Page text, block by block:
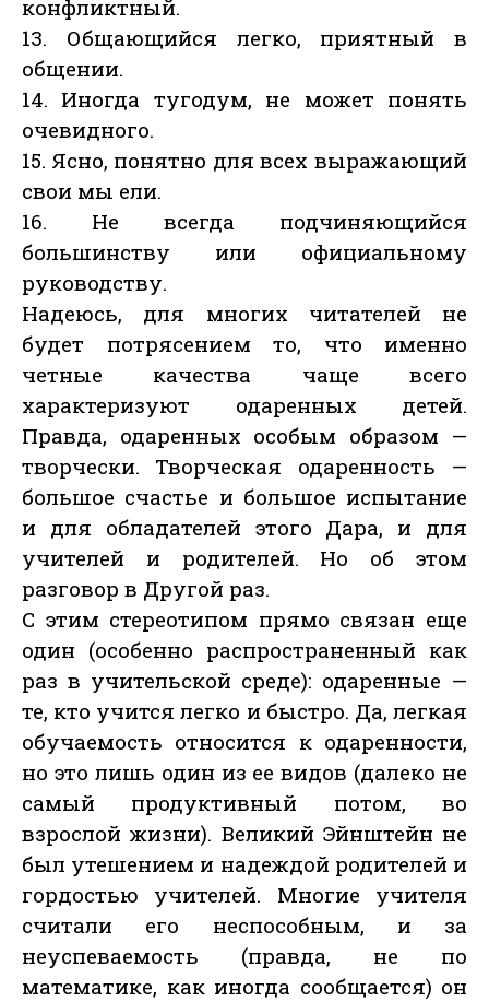
конфликтный.
13. Общающийся легко, приятный в
общении.
14. Иногда тугодум, не может понять
очевидного.
15. Ясно, понятно для всех выражающий
свои мы ели.
16. Не всегда подчиняющийся
большинству или официальному
руководству.
Надеюсь, для многих читателей не
будет потрясением то, что именно
четные качества чаще всего
характеризуют одаренных детей.
Правда, одаренных особым образом —
творчески. Творческая одаренность —
большое счастье и большое испытание
и для обладателей этого Дара, и для
учителей и родителей. Но об этом
разговор в Другой раз.
С этим стереотипом прямо связан еще
один (особенно распространенный как
раз в учительской среде): одаренные —
те, кто учится легко и быстро. Да, легкая
обучаемость относится к одаренности,
но это лишь один из ее видов (далеко не
самый продуктивный потом, во
взрослой жизни). Великий Эйнштейн не
был утешением и надеждой родителей и
гордостью учителей. Многие учителя
считали его неспособным, и за
неуспеваемость (правда, не по
математике, как иногда сообщается) он